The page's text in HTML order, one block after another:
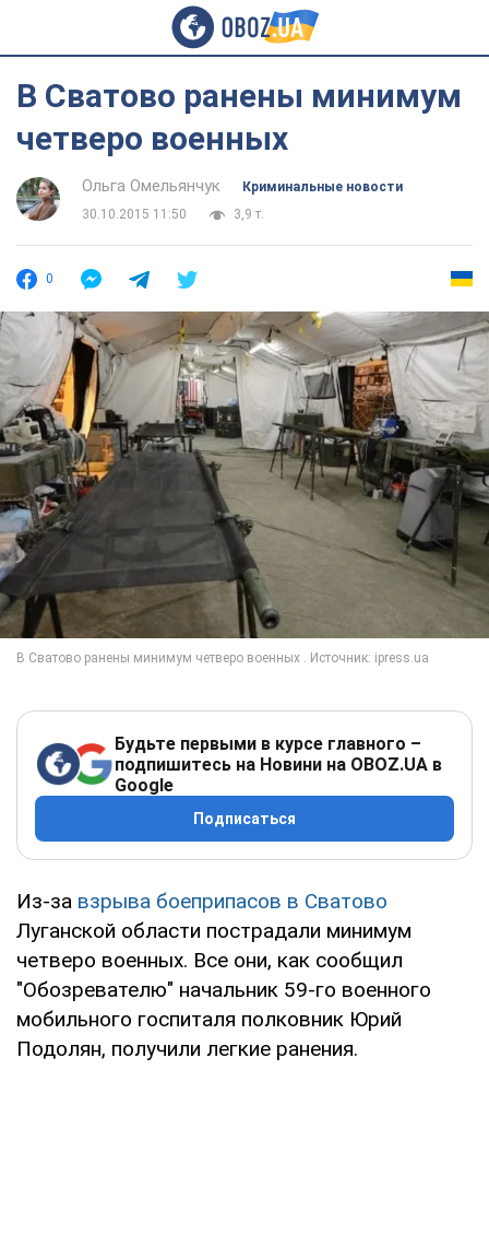
В Сватово ранены минимум
четверо военных
Ольга Омельянчук
Криминальные новости
30.10.2015 11:50
3,9 т.
0
Будьте первыми в курсе главного –
подпишитесь на Новини на OBOZ.UA в
Google
Подписаться
Из-за взрыва боеприпасов в Сватово
Луганской области пострадали минимум
четверо военных. Все они, как сообщил
"Обозревателю" начальник 59-го военного
мобильного госпиталя полковник Юрий
Подолян, получили легкие ранения.